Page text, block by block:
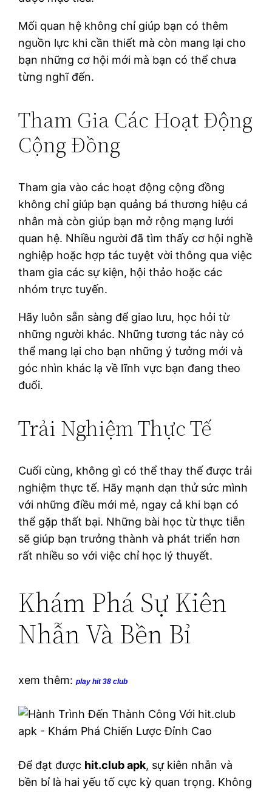
Mối quan hệ không chỉ giúp bạn có thêm
nguồn lực khi cần thiết mà còn mang lại cho
bạn những cơ hội mới mà bạn có thể chưa
từng nghĩ đến.
Tham Gia Các Hoạt Động
Cộng Đồng
Tham gia vào các hoạt động cộng đồng
không chỉ giúp bạn quảng bá thương hiệu cá
nhân mà còn giúp bạn mở rộng mạng lưới
quan hệ. Nhiều người đã tìm thấy cơ hội nghề
nghiệp hoặc hợp tác tuyệt vời thông qua việc
tham gia các sự kiện, hội thảo hoặc các
nhóm trực tuyến.
Hãy luôn sẵn sàng để giao lưu, học hỏi từ
những người khác. Những tương tác này có
thể mang lại cho bạn những ý tưởng mới và
góc nhìn khác lạ về lĩnh vực bạn đang theo
đuổi.
Trải Nghiệm Thực Tế
Cuối cùng, không gì có thể thay thế được trải
nghiệm thực tế. Hãy mạnh dạn thử sức mình
với những điều mới mẻ, ngay cả khi bạn có
thể gặp thất bại. Những bài học từ thực tiễn
sẽ giúp bạn trưởng thành và phát triển hơn
rất nhiều so với việc chỉ học lý thuyết.
Khám Phá Sự Kiên
Nhẫn Và Bền Bỉ
xem thêm:play hit 38 club
Để đạt được hit.club apk, sự kiên nhẫn và
bền bỉ là hai yếu tố cực kỳ quan trọng. Không